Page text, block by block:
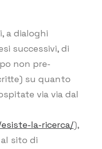
a dialoghi
successivi, di
non pre-
su quanto
via via dal
la-ricerca/),
sito di